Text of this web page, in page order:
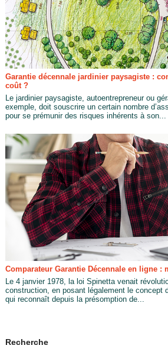
Garantie décennale jardinier paysagiste :
coût ?
Le jardinier paysagiste, autoentrepreneur ou
exemple, doit souscrire un certain nombre
pour se prémunir des risques inhérents à son...
Comparateur Garantie Décennale en ligne :
Le 4 janvier 1978, la loi Spinetta venait
construction, en posant légalement le concept
qui reconnaît depuis la présomption de...
Recherche